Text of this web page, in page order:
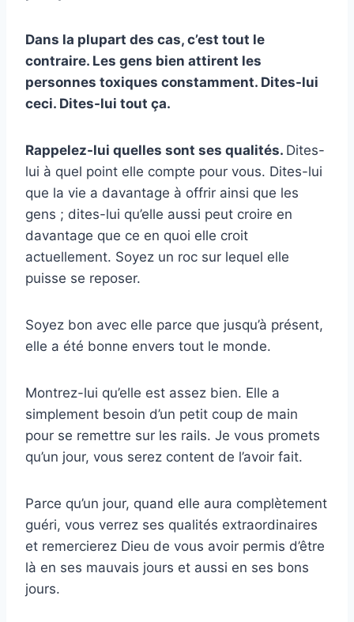
Dans la plupart des cas, c’est tout le
contraire. Les gens bien attirent les
personnes toxiques constamment. Dites-lui
ceci. Dites-lui tout ça.
Rappelez-lui quelles sont ses qualités. Dites-
lui à quel point elle compte pour vous. Dites-lui
que la vie a davantage à offrir ainsi que les
gens ; dites-lui qu’elle aussi peut croire en
davantage que ce en quoi elle croit
actuellement. Soyez un roc sur lequel elle
puisse se reposer.
Soyez bon avec elle parce que jusqu’à présent,
elle a été bonne envers tout le monde.
Montrez-lui qu’elle est assez bien. Elle a
simplement besoin d’un petit coup de main
pour se remettre sur les rails. Je vous promets
qu’un jour, vous serez content de l’avoir fait.
Parce qu’un jour, quand elle aura complètement
guéri, vous verrez ses qualités extraordinaires
et remercierez Dieu de vous avoir permis d’être
là en ses mauvais jours et aussi en ses bons
jours.